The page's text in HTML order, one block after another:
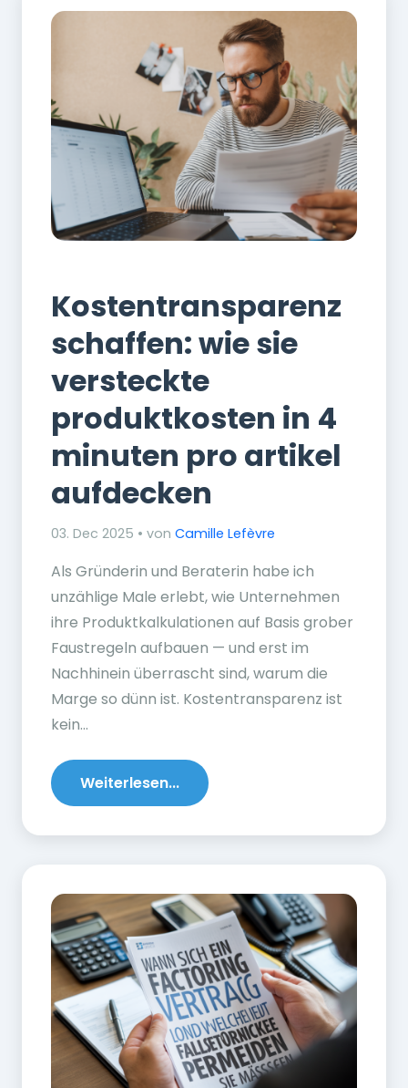
Kostentransparenz
schaffen: wie sie
versteckte
produktkosten in 4
minuten pro artikel
aufdecken
03. Dec 2025 • von Camille Lefèvre
Als Gründerin und Beraterin habe ich
unzählige Male erlebt, wie Unternehmen
ihre Produktkalkulationen auf Basis grober
Faustregeln aufbauen — und erst im
Nachhinein überrascht sind, warum die
Marge so dünn ist. Kostentransparenz ist
kein...
Weiterlesen...